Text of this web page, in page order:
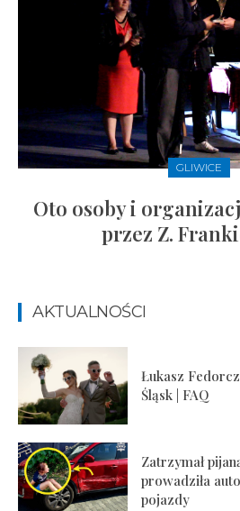
GLIWICE
Oto osoby i
przez Z.
AKTUALNOŚCI
Łukasz
Śląsk | FAQ
Zatrzymał
prowadziła
pojazdy